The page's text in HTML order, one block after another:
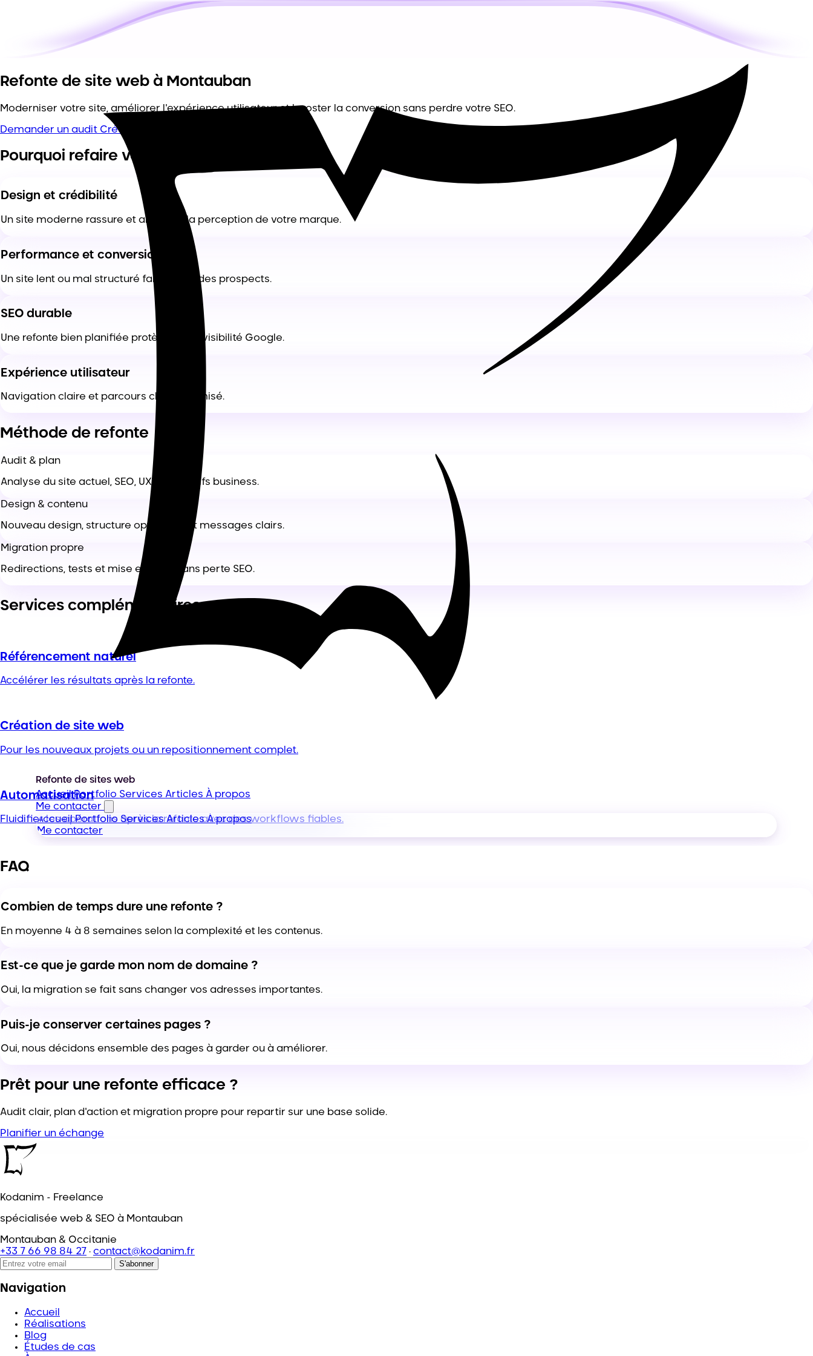
Refonte de sites web
AccueilPortfolio Services Articles À propos
Me contacter
AccueilPortfolio ServicesArticlesÀ propos
Me contacter
Refonte de site web à Montauban
Moderniser votre site, améliorer l'expérience utilisateur et booster la conversion sans perdre votre SEO.
Demander un audit Création de site web
Pourquoi refaire votre site ?
Design et crédibilité
Un site moderne rassure et améliore la perception de votre marque.
Performance et conversions
Un site lent ou mal structuré fait perdre des prospects.
SEO durable
Une refonte bien planifiée protège votre visibilité Google.
Expérience utilisateur
Navigation claire et parcours client optimisé.
Méthode de refonte
Audit & plan
Analyse du site actuel, SEO, UX et objectifs business.
Design & contenu
Nouveau design, structure optimisée et messages clairs.
Migration propre
Redirections, tests et mise en ligne sans perte SEO.
Services complémentaires
Référencement naturel
Accélérer les résultats après la refonte.
Création de site web
Pour les nouveaux projets ou un repositionnement complet.
Automatisation
Fluidifier les opérations après la refonte avec des workflows fiables.
FAQ
Combien de temps dure une refonte ?
En moyenne 4 à 8 semaines selon la complexité et les contenus.
Est-ce que je garde mon nom de domaine ?
Oui, la migration se fait sans changer vos adresses importantes.
Puis-je conserver certaines pages ?
Oui, nous décidons ensemble des pages à garder ou à améliorer.
Prêt pour une refonte efficace ?
Audit clair, plan d'action et migration propre pour repartir sur une base solide.
Planifier un échange
Kodanim - Freelance
spécialisée web & SEO à Montauban
Montauban & Occitanie
+33 7 66 98 84 27 · contact@kodanim.fr
S'abonner
Navigation
Accueil
Réalisations
Blog
Études de cas